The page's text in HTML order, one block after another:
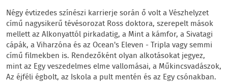
Négy évtizedes színészi karrierje során ő volt a Vészhelyzet
című nagysikerű tévésorozat Ross doktora, szerepelt mások
mellett az Alkonyattól pirkadatig, a Mint a kámfor, a Sivatagi
cápák, a Viharzóna és az Ocean's Eleven - Tripla vagy semmi
című filmekben is. Rendezőként olyan alkotásokat jegyez,
mint az Egy veszedelmes elme vallomásai, a Műkincsvadászok,
Az éjféli égbolt, az Iskola a pult mentén és az Egy csónakban.